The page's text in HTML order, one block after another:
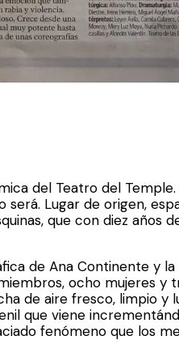
del Teatro del
Lugar de origen,
que con diez años
de Ana Continente y
ocho mujeres y
de aire fresco, limpio y
que viene
fenómeno que los